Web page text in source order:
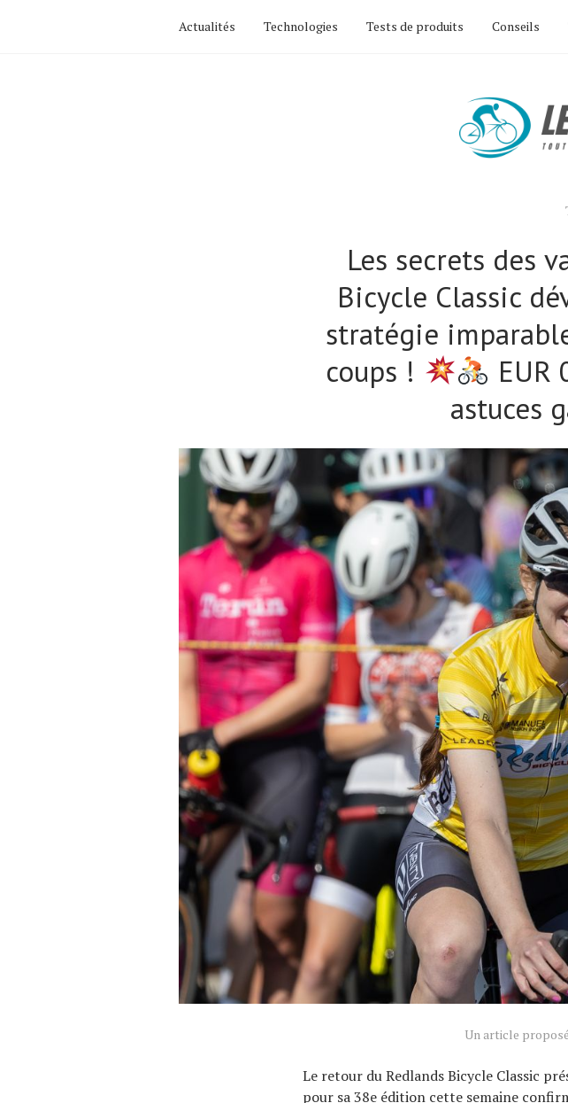
Actualités Technologies Tests de produits Conseils
Les secrets des
Bicycle Classic
stratégie
coups !
EUR
astuces
Un article
Le retour du Redlands Bicycle Classic
pour sa 38e édition cette semaine